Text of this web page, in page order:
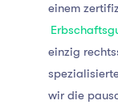
einem
einzig
wir die